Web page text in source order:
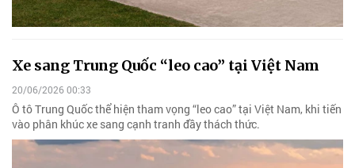
Xe sang Trung Quốc “leo cao” tại Việt Nam
20/06/2026 00:33
Ô tô Trung Quốc thể hiện tham vọng “leo cao” tại Việt Nam, khi tiến
vào phân khúc xe sang cạnh tranh đầy thách thức.